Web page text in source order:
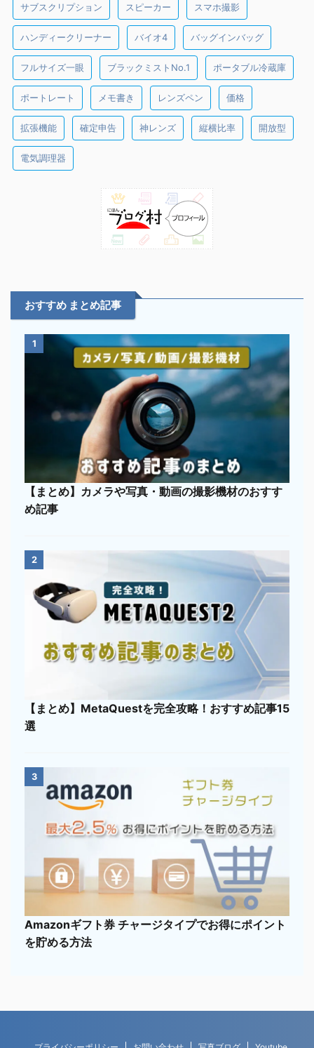
サブスクリプション スピーカー スマホ撮影
ハンディークリーナー バイオ4 バッグインバッグ
フルサイズ一眼 ブラックミストNo.1 ポータブル冷蔵庫
ポートレート メモ書き レンズペン 価格
拡張機能 確定申告 神レンズ 縦横比率 開放型
電気調理器
おすすめ まとめ記事
1
【まとめ】カメラや写真・動画の撮影機材のおすす
め記事
2
【まとめ】MetaQuestを完全攻略！おすすめ記事15
選
3
Amazonギフト券 チャージタイプでお得にポイント
を貯める方法